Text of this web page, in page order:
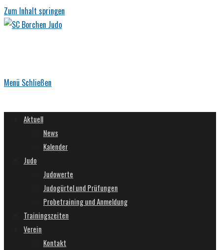
Zum Inhalt springen
Menü Schließen
Aktuell
News
Kalender
Judo
Judowerte
Judogürtel und Prüfungen
Probetraining und Anmeldung
Trainingszeiten
Verein
Kontakt